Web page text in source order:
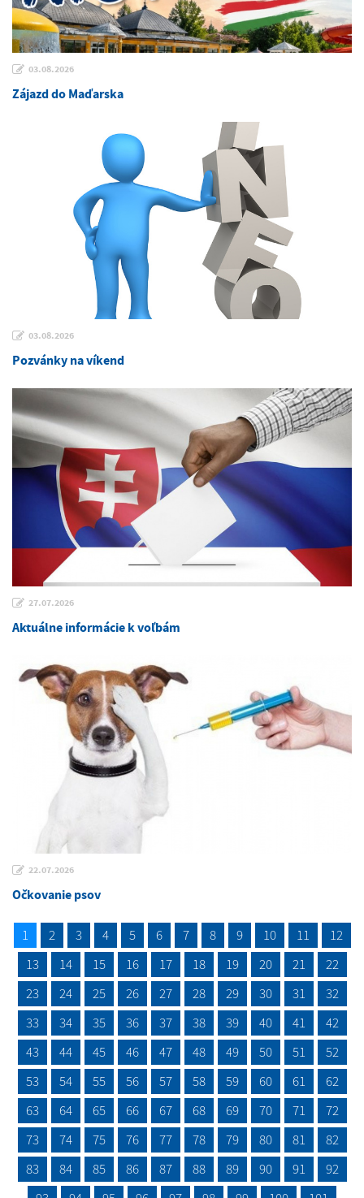
03.08.2026
Zájazd do Maďarska
03.08.2026
Pozvánky na víkend
27.07.2026
Aktuálne informácie k voľbám
22.07.2026
Očkovanie psov
1 2 3 4 5 6 7 8 9 10 11
12
13
14 15 16 17 18 19 20 21
22
23
24 25 26 27 28 29 30 31
32
33
34 35 36 37 38 39 40 41
42
43
44 45 46 47 48 49 50 51
52
53
54 55 56 57 58 59 60 61
62
63
64 65 66 67 68 69 70 71
72
73
74 75 76 77 78 79 80 81
82
83
84 85 86 87 88 89 90 91
92